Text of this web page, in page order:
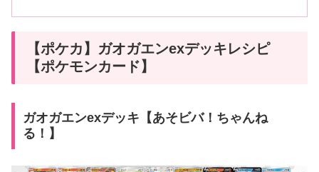
【ポケカ】ガオガエンexデッキレシピ
【ポケモンカード】
ガオガエンexデッキ【あそビバ！ちゃんね
る！】